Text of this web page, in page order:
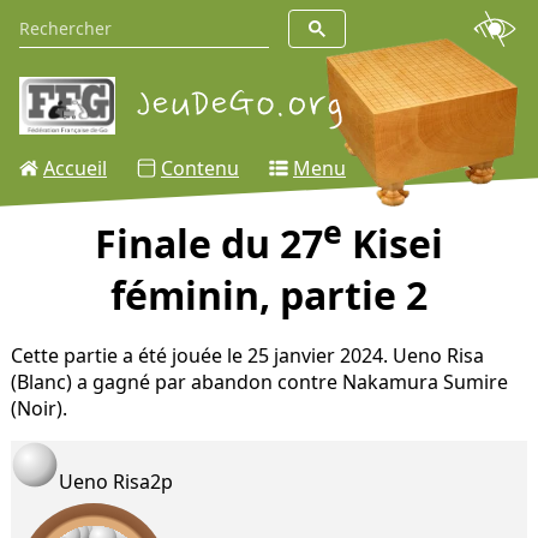
Accueil Contenu Menu
Finale du 27e Kisei
féminin, partie 2
Cette partie a été jouée le 25 janvier 2024. Ueno Risa
(Blanc) a gagné par abandon contre Nakamura Sumire
(Noir).
Ueno Risa2p